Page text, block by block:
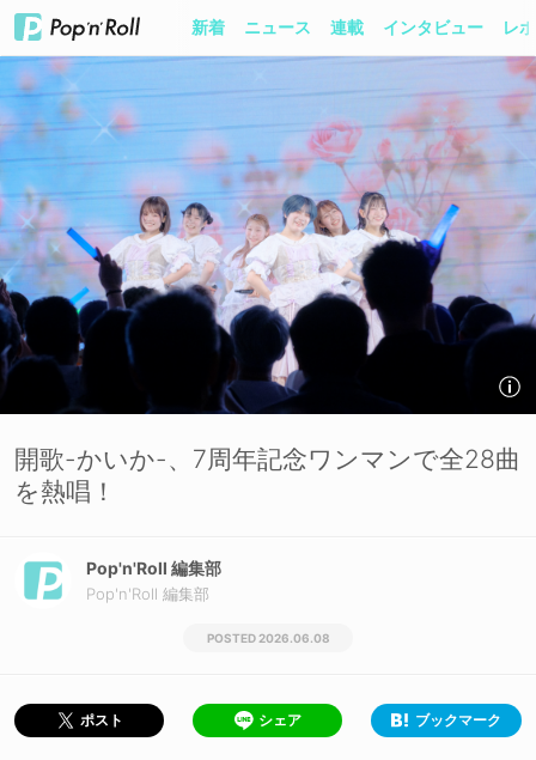
新着 ニュース 連載 インタビュー レ
開歌-かいか-、7周年記念ワンマンで全28曲
を熱唱！
Pop'n'Roll 編集部
Pop'n'Roll 編集部
2026.06.08
ポスト シェア ブックマーク